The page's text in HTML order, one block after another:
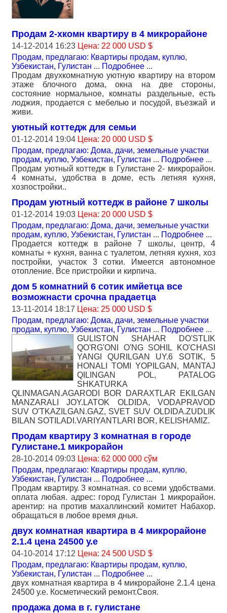
Продам 2-хкомн квартиру в 4 микрорайоне
14-12-2014 16:23 Цена: 22 000 USD $
Продам, предлагаю: Квартиры продам, куплю,
Узбекистан, Гулистан ... Подробнее ...
Продам двухкомнатную уютную квартиру на втором
этаже блочного дома, окна на две стороны,
состояние нормальное, комнаты раздельные, есть
лоджия, продается с мебелью и посудой, въезжай и
живи.
уютный коттедж для семьи
01-12-2014 19:04 Цена: 20 000 USD $
Продам, предлагаю: Дома, дачи, земельные участки
продам, куплю, Узбекистан, Гулистан ... Подробнее ...
Продам уютный коттедж в Гулистане 2- микрорайон.
4 комнаты, удобства в доме, есть летняя кухня,
хозпостройки..
Продам уютный коттедж в районе 7 школы
01-12-2014 19:03 Цена: 20 000 USD $
Продам, предлагаю: Дома, дачи, земельные участки
продам, куплю, Узбекистан, Гулистан ... Подробнее ...
Продается коттедж в районе 7 школы, центр, 4
комнаты + кухня, ванна с туалетом, летняя кухня, хоз
постройки, участок 3 сотки. Имеется автономное
отопление. Все пристройки и кирпича.
дом 5 комнатний 6 сотик имйетца все
возможнасти срочна прадаетца
13-11-2014 18:17 Цена: 25 000 USD $
Продам, предлагаю: Дома, дачи, земельные участки
продам, куплю, Узбекистан, Гулистан ... Подробнее ...
GULISTON SHAHAR DO'STLIK
QO'RG'ONI O'NG SOHIL KO'CHASI
YANGI QURILGAN UY.6 SOTIK, 5
HONALI TOMI YOPILGAN, MANTAJ
QILINGAN POL, PATALOG
SHKATURKA
QLINMAGAN.AGARODI BOR DARAXTLAR EKILGAN
MANZARALI JOY.LATOK OLDIDA, VODAPRAVOD
SUV O'TKAZILGAN.GAZ, SVET SUV OLDIDA.ZUDLIK
BILAN SOTILADI.VARIYANTLARI BOR, KELISHAMIZ.
Продам квартиру 3 комнатная в городе
Гулистане.1 микрорайон
28-10-2014 09:03 Цена: 62 000 000 сўм
Продам, предлагаю: Квартиры продам, куплю,
Узбекистан, Гулистан ... Подробнее ...
Продам квартиру. 3 комнатная. со всеми удобствами.
оплата любая. адрес: город Гулистан 1 микрорайон.
арентир: на против махаллинский комитет Набахор.
обращаться в любое время днья.
двух комнатная квартира в 4 микрорайоне
2.1.4 цена 24500 у.е
04-10-2014 17:12 Цена: 24 500 USD $
Продам, предлагаю: Квартиры продам, куплю,
Узбекистан, Гулистан ... Подробнее ...
двух комнатная квартира в 4 микрорайоне 2.1.4 цена
24500 у.е. Косметический ремонт.Своя.
продажа дома в г. гулистане